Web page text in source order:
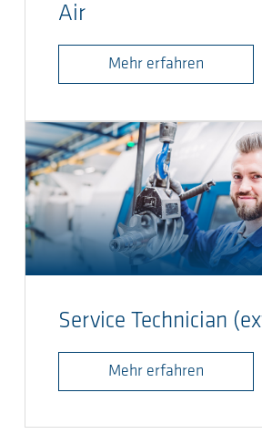
Air
Mehr erfahren
Service Technician
Mehr erfahren